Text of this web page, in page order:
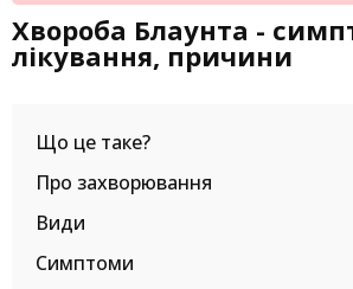
Хвороба Блаунта -
лікування, причини
Що це таке?
Про захворювання
Види
Симптоми